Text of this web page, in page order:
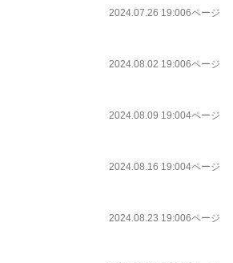
2024.07.26 19:006ページ
2024.08.02 19:006ページ
2024.08.09 19:004ページ
2024.08.16 19:004ページ
2024.08.23 19:006ページ